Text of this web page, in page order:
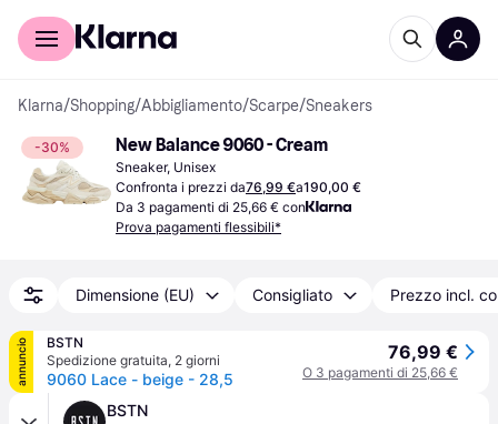
Per il tuo shopping
Klarna/Shopping/Abbigliamento/Scarpe/Sneakers
-30% New Balance 9060 - Cream
Sneaker, Unisex
Confronta i prezzi da76,99 €a190,00 €
Da 3 pagamenti di 25,66 € con
Prova pagamenti flessibili*
Dimensione (EU) Consigliato Prezzo incl.
annuncio
BSTN
Spedizione gratuita, 2 giorni
9060 Lace - beige - 28,5
76,99 €
O 3 pagamenti di 25,66 €
BSTN